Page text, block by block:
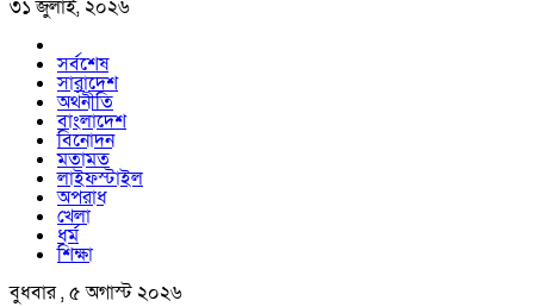
৩১ জুলাই, ২০২৬
সর্বশেষ
সারাদেশ
অর্থনীতি
বাংলাদেশ
বিনোদন
মতামত
লাইফস্টাইল
অপরাধ
খেলা
ধর্ম
শিক্ষা
বুধবার , ৫ অগাস্ট ২০২৬